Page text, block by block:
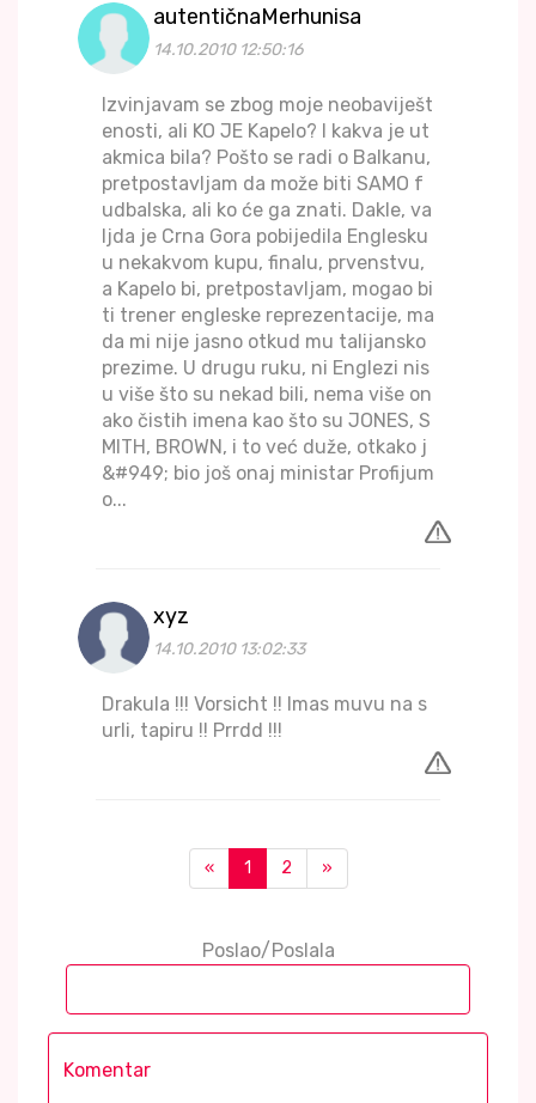
autentičnaMerhunisa
14.10.2010 12:50:16
Izvinjavam se zbog moje neobaviješt
enosti, ali KO JE Kapelo? I kakva je ut
akmica bila? Pošto se radi o Balkanu,
pretpostavljam da može biti SAMO f
udbalska, ali ko će ga znati. Dakle, va
ljda je Crna Gora pobijedila Englesku
u nekakvom kupu, finalu, prvenstvu,
a Kapelo bi, pretpostavljam, mogao bi
ti trener engleske reprezentacije, ma
da mi nije jasno otkud mu talijansko
prezime. U drugu ruku, ni Englezi nis
u više što su nekad bili, nema više on
ako čistih imena kao što su JONES, S
MITH, BROWN, i to već duže, otkako j
&#949; bio još onaj ministar Profijum
o...
xyz
14.10.2010 13:02:33
Drakula !!! Vorsicht !! Imas muvu na s
urli, tapiru !! Prrdd !!!
« 1 2 »
Poslao/Poslala